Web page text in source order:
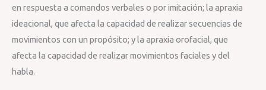
en respuesta a comandos verbales o por imitación; la apraxia
ideacional, que afecta la capacidad de realizar secuencias de
movimientos con un propósito; y la apraxia orofacial, que
afecta la capacidad de realizar movimientos faciales y del
habla.